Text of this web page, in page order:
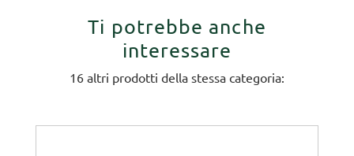
Ti potrebbe anche
interessare
16 altri prodotti della stessa categoria: